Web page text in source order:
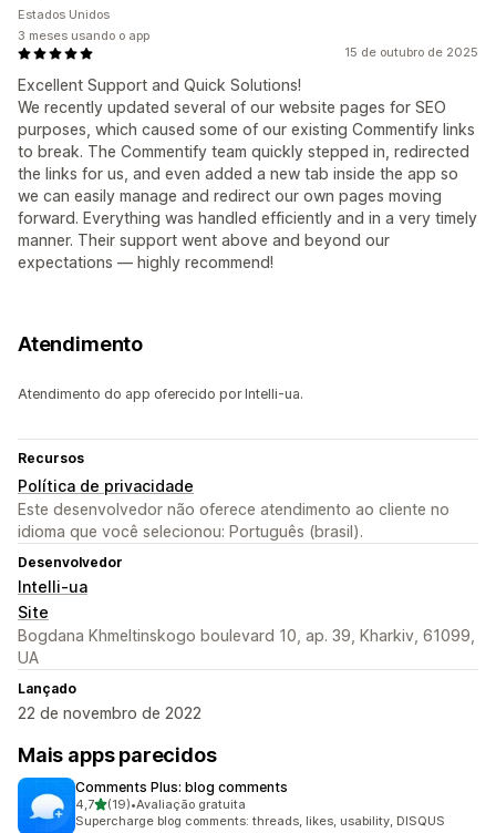
15 de outubro de 2025
Excellent Support and Quick Solutions!
We recently updated several of our website pages for SEO
purposes, which caused some of our existing Commentify links
to break. The Commentify team quickly stepped in, redirected
the links for us, and even added a new tab inside the app so
we can easily manage and redirect our own pages moving
forward. Everything was handled efficiently and in a very timely
manner. Their support went above and beyond our
expectations — highly recommend!
Estados Unidos
3 meses usando o app
Atendimento
Atendimento do app oferecido por Intelli-ua.
Recursos
Política de privacidade
Este desenvolvedor não oferece atendimento ao cliente no
idioma que você selecionou: Português (brasil).
Desenvolvedor
Intelli-ua
Site
Bogdana Khmeltinskogo boulevard 10, ap. 39, Kharkiv, 61099,
UA
Lançado
22 de novembro de 2022
Mais apps parecidos
Comments Plus: blog comments
4,7de 5 estrelas
(19)
19 avaliações ao todo
•Avaliação gratuita
Supercharge blog comments: threads, likes, usability, DISQUS